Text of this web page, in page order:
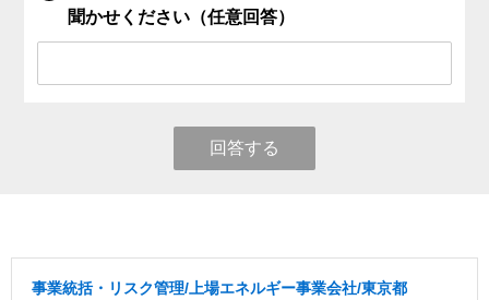
聞かせください（任意回答）
回答する
事業統括・リスク管理/上場エネルギー事業会社/東京都